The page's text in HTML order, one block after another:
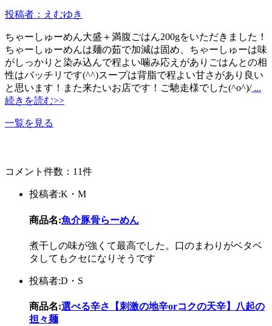
投稿者：えむゆき
ちゃーしゅーめん大盛＋満腹ごはん200gをいただきました！
ちゃーしゅーめんは麺の茹で加減は固め、ちゃーしゅーは味
がしっかりと染み込んで程よい噛み応えがありごはんとの相
性はバッチリです(^^)スープは背脂で程よい甘さがあり良い
と思います！また来たいお店です！ご馳走様でした(^o^)/...
続きを読む>>
一覧を見る
コメント件数：11件
投稿者:K・M
商品名:魚介豚骨らーめん
煮干しの味が強くて最高でした。口のまわりがベタベ
タしてもクセになりそうです
投稿者:D・S
商品名:選べる辛さ【刺激の地辛orコクの天辛】八起の
担々麺